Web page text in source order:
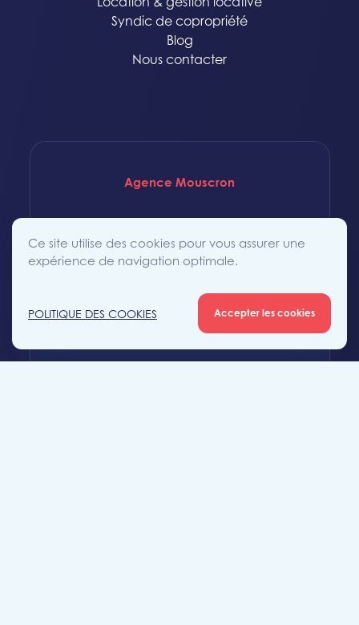
Syndic de copropriété
Blog
Nous contacter
Agence Mouscron
Rue Saint-Achaire 86
7700 Mouscron
+32 (0)56 56 12 34
Ce site utilise des cookies pour vous assurer une
expérience de navigation optimale.
POLITIQUE DES COOKIES Accepter les cookies